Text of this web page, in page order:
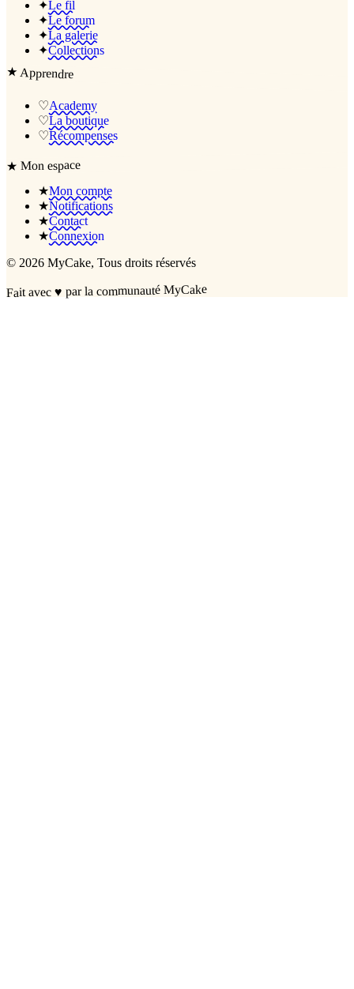
✦Le fil
✦Le forum
✦La galerie
✦Collections
★Apprendre
♡Academy
♡La boutique
♡Récompenses
★Mon espace
★Mon compte
★Notifications
★Contact
★Connexion
© 2026 MyCake, Tous droits réservés
Fait avec♥ par la communauté MyCake